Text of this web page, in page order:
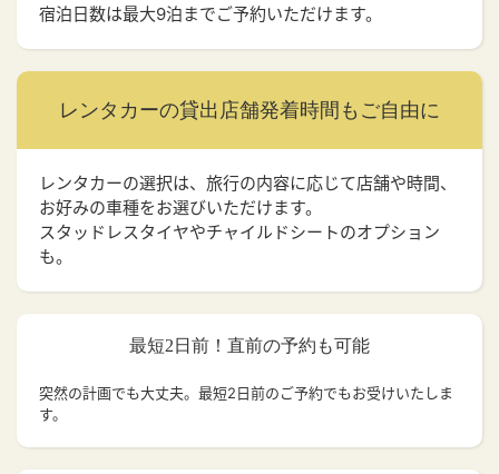
宿泊日数は最大9泊までご予約いただけます。
レンタカーの貸出店舗発着時間もご自由に
レンタカーの選択は、旅行の内容に応じて店舗や時間、
お好みの車種をお選びいただけます。
スタッドレスタイヤやチャイルドシートのオプション
も。
最短2日前！直前の予約も可能
突然の計画でも大丈夫。 最短2日前のご予約でもお受けいたしま
す。